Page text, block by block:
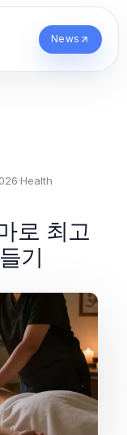
News
·Health
로 최고
기